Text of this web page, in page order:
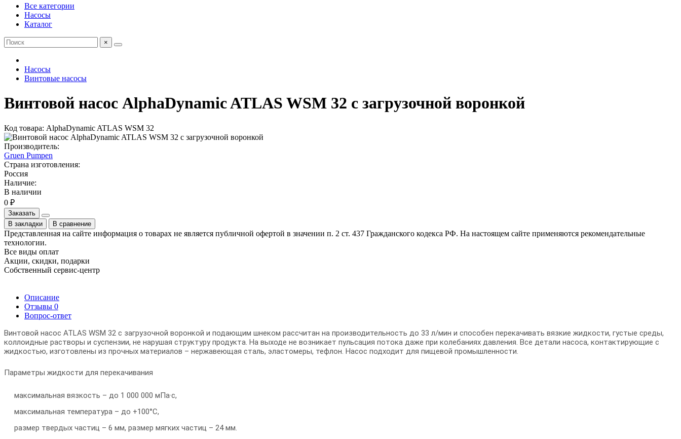
Все категории
Насосы
Каталог
×
Насосы
Винтовые насосы
Винтовой насос AlphaDynamic ATLAS WSM 32 с загрузочной воронкой
Код товара: AlphaDynamic ATLAS WSM 32
Производитель:
Gruen Pumpen
Страна изготовления:
Россия
Наличие:
В наличии
0 ₽
Заказать
В закладки
В сравнение
Представленная на сайте информация о товарах не является публичной офертой в значении п. 2 ст. 437 Гражданского кодекса РФ. На настоящем сайте применяются рекомендательные
технологии.
Все виды оплат
Акции, скидки, подарки
Собственный сервис-центр
Описание
Отзывы 0
Вопрос-ответ
Винтовой насос ATLAS WSM 32 с загрузочной воронкой и подающим шнеком рассчитан на производительность до 33 л/мин и способен перекачивать вязкие жидкости, густые среды,
коллоидные растворы и суспензии, не нарушая структуру продукта. На выходе не возникает пульсация потока даже при колебаниях давления. Все детали насоса, контактирующие с
жидкостью, изготовлены из прочных материалов – нержавеющая сталь, эластомеры, тефлон. Насос подходит для пищевой промышленности.
Параметры жидкости для перекачивания
максимальная вязкость – до 1 000 000 мПа·с,
максимальная температура – до +100°C,
размер твердых частиц – 6 мм, размер мягких частиц – 24 мм.